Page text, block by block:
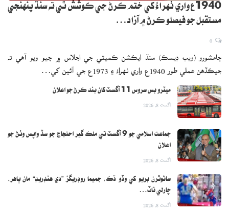
1940ع واري ٺهراءُ کي ختم ڪرڻ جي ڪوشش ٿي ته سنڌ پنهنجي
مستقبل جو فيصلو ڪرڻ ۾ آزاد…
ڄامشورو (ويب ڊيسڪ) سنڌ ايڪشن ڪميٽي جي اجلاس ۾ چيو ويو آهي ته
جيڪڏهن عملي طور 1940ع واري ٺهراءُ ۽ 1973ع جي آئين کي…
ميٽرو بس سروس 11 آگسٽ کان بند ڪرڻ جو اعلان
اگست 8, 2026
جماعت اسلامي جو 9 آگسٽ تي ملڪ گير احتجاج جو سڏ واپس وٺڻ جو
اعلان
اگست 8, 2026
سائوٿرن بريو کي وڏو ڌڪ، جميما روڊريگز ”دي هنڊريڊ“ مان ٻاهر،
چارلي ناٽ…
اگست 8, 2026